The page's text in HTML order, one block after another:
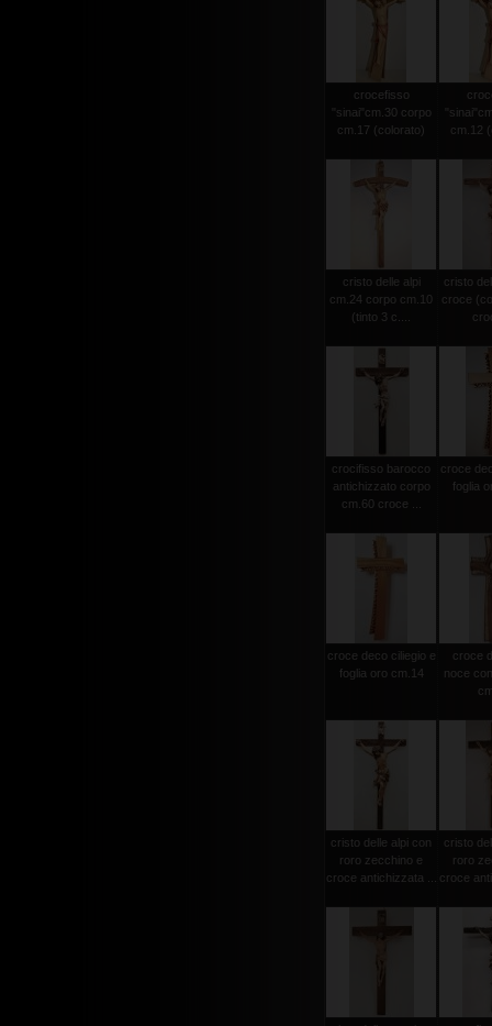
crocefisso
"sinai"cm.30 corpo
cm.17 (colorato)
cm.12
cristo delle alpi
cm.24 corpo cm.10
(tinto 3 c....
cristo
croce
crocifisso barocco
antichizzato corpo
cm.60 croce ...
croce
foglia
croce deco ciliegio e
foglia oro cm.14
croce
noce
cristo delle alpi con
roro zecchino e
croce antichizzata ...
cristo
roro
croce